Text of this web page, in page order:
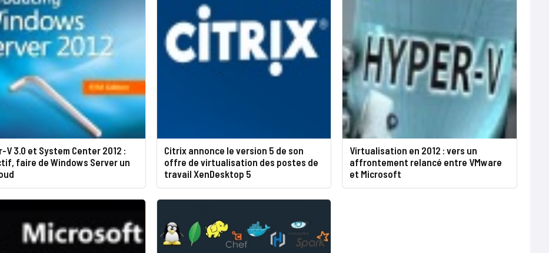
V 3.0 et System Center 2012 :
faire de Windows Server un
Citrix annonce le version 5 de son
offre de virtualisation des postes de
travail XenDesktop 5
Virtualisation en 2012 : vers un
affrontement relancé entre VMware
et Microsoft